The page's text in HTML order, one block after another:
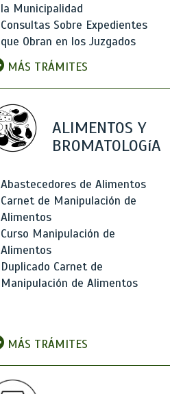
la Municipalidad
Consultas Sobre Expedientes
que Obran en los Juzgados
MÁS TRÁMITES
ALIMENTOS Y
BROMATOLOGíA
Abastecedores de Alimentos
Carnet de Manipulación de
Alimentos
Curso Manipulación de
Alimentos
Duplicado Carnet de
Manipulación de Alimentos
MÁS TRÁMITES